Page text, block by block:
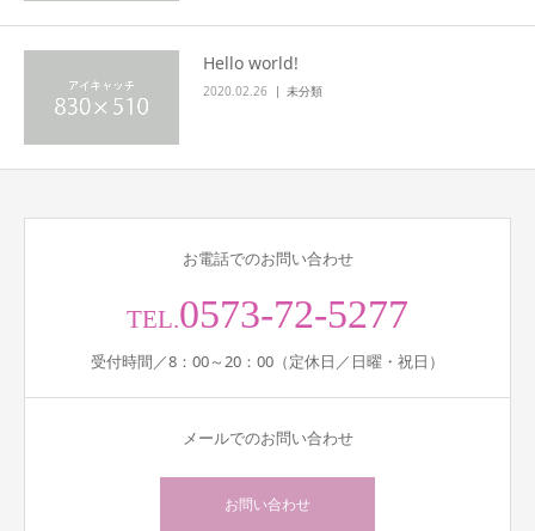
Hello world!
2020.02.26 未分類
お電話でのお問い合わせ
TEL.0573-72-5277
受付時間／8：00～20：00（定休日／日曜・祝日）
メールでのお問い合わせ
お問い合わせ